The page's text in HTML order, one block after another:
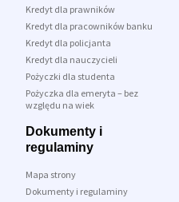
Kredyt dla prawników
Kredyt dla pracowników banku
Kredyt dla policjanta
Kredyt dla nauczycieli
Pożyczki dla studenta
Pożyczka dla emeryta – bez
względu na wiek
Dokumenty i
regulaminy
Mapa strony
Dokumenty i regulaminy